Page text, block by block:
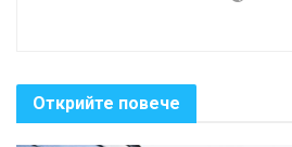
Открийте повече